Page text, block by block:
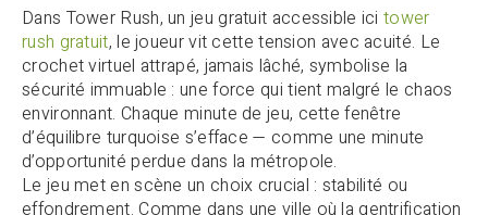
Dans Tower Rush, un jeu gratuit accessible icitower
rush gratuit, le joueur vit cette tension avec acuité. Le
crochet virtuel attrapé, jamais lâché, symbolise la
sécurité immuable : une force qui tient malgré le chaos
environnant. Chaque minute de jeu, cette fenêtre
d’équilibre turquoise s’efface — comme une minute
d’opportunité perdue dans la métropole.
Le jeu met en scène un choix crucial : stabilité ou